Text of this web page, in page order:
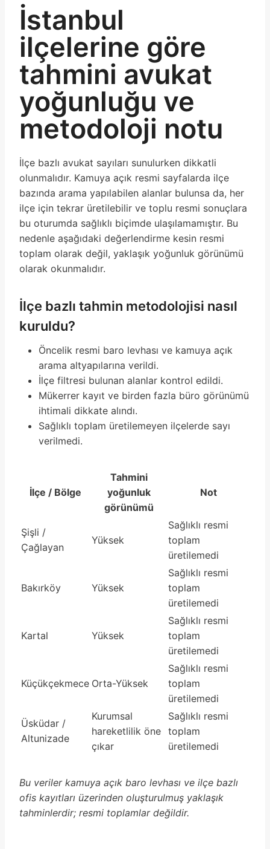
İstanbul
ilçelerine göre
tahmini avukat
yoğunluğu ve
metodoloji notu
İlçe bazlı avukat sayıları sunulurken dikkatli
olunmalıdır. Kamuya açık resmi sayfalarda ilçe
bazında arama yapılabilen alanlar bulunsa da, her
ilçe için tekrar üretilebilir ve toplu resmi sonuçlara
bu oturumda sağlıklı biçimde ulaşılamamıştır. Bu
nedenle aşağıdaki değerlendirme kesin resmi
toplam olarak değil, yaklaşık yoğunluk görünümü
olarak okunmalıdır.
İlçe bazlı tahmin metodolojisi nasıl
kuruldu?
Öncelik resmi baro levhası ve kamuya açık
arama altyapılarına verildi.
İlçe filtresi bulunan alanlar kontrol edildi.
Mükerrer kayıt ve birden fazla büro görünümü
ihtimali dikkate alındı.
Sağlıklı toplam üretilemeyen ilçelerde sayı
verilmedi.
İlçe / Bölge
Tahmini
yoğunluk
görünümü
Not
Şişli /
Çağlayan
Yüksek
Sağlıklı resmi
toplam
üretilemedi
Bakırköy Yüksek
Sağlıklı resmi
toplam
üretilemedi
Kartal Yüksek
Sağlıklı resmi
toplam
üretilemedi
Küçükçekmece Orta-Yüksek
Sağlıklı resmi
toplam
üretilemedi
Üsküdar /
Altunizade
Kurumsal
hareketlilik öne
çıkar
Sağlıklı resmi
toplam
üretilemedi
Bu veriler kamuya açık baro levhası ve ilçe bazlı
ofis kayıtları üzerinden oluşturulmuş yaklaşık
tahminlerdir; resmi toplamlar değildir.